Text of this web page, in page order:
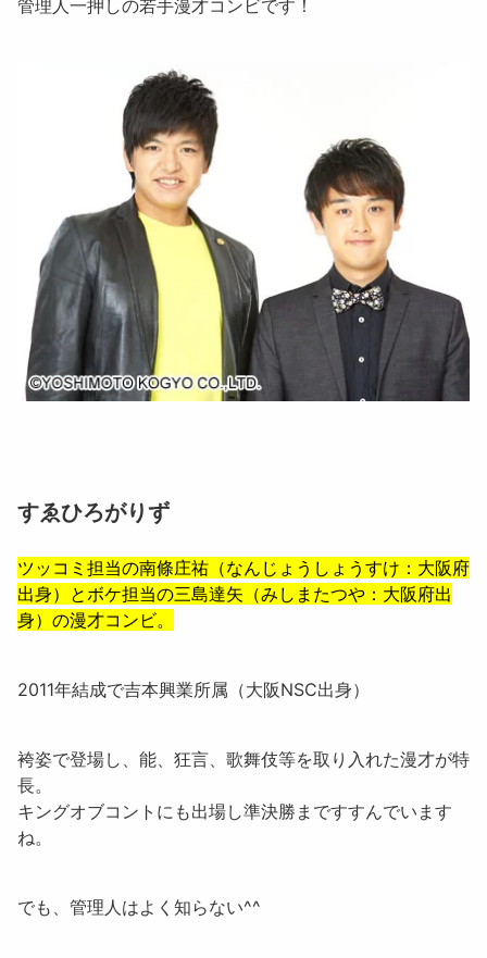
管理人一押しの若手漫才コンビです！
すゑひろがりず
ツッコミ担当の南條庄祐 （なんじょうしょうすけ：大阪府
出身）とボケ担当の三島達矢 （みしまたつや：大阪府出
身）の漫才コンビ。
2011年結成で吉本興業所属（大阪NSC出身）
袴姿で登場し、能、狂言、歌舞伎等を取り入れた漫才が特
長。
キングオブコントにも出場し準決勝まですすんでいます
ね。
でも、管理人はよく知らない^^